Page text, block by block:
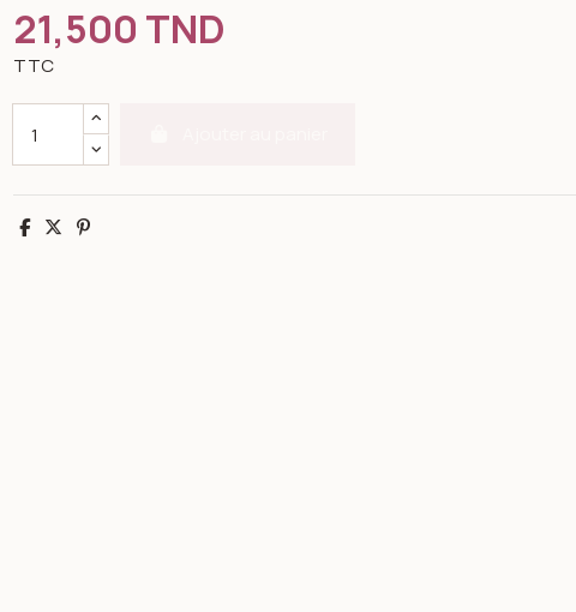
21,500 TND
TTC
Partager
TweetPinterest